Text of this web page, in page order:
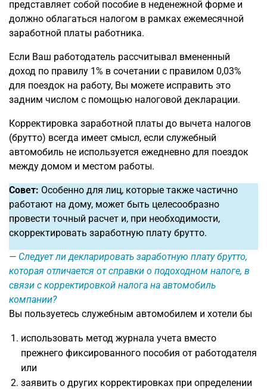
представляет собой пособие в неденежной форме и
должно облагаться налогом в рамках ежемесячной
заработной платы работника.
Если Ваш работодатель рассчитывал вмененный
доход по правилу 1% в сочетании с правилом 0,03%
для поездок на работу, Вы можете исправить это
задним числом с помощью налоговой декларации.
Корректировка заработной платы до вычета налогов
(брутто) всегда имеет смысл, если служебный
автомобиль не используется ежедневно для поездок
между домом и местом работы.
Совет: Особенно для лиц, которые также частично
работают на дому, может быть целесообразно
провести точный расчет и, при необходимости,
скорректировать заработную плату брутто.
Следует ли декларировать заработную плату брутто,
которая отличается от справки о подоходном налоге, в
связи с корректировкой налога на автомобиль
компании?
Вы пользуетесь служебным автомобилем и хотели бы
использовать метод журнала учета вместо
прежнего фиксированного пособия от работодателя
или
заявить о других корректировках при определении